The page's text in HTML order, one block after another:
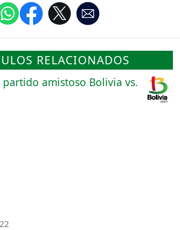
RELACIONADOS